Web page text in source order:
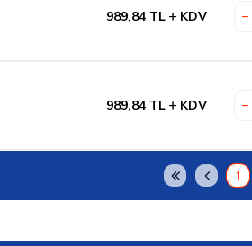
989,84 TL KDV
989,84 TL KDV
1